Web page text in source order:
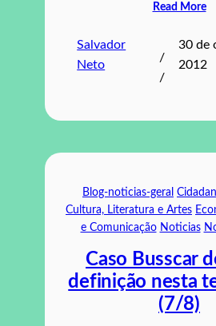
Read More
Salvador
Neto
/
/
30 de
2012
Blog-noticias-geral
Cultura, Literatura e Artes
e Comunicação Noticias
Caso Busscar
definição nesta
(7/8)